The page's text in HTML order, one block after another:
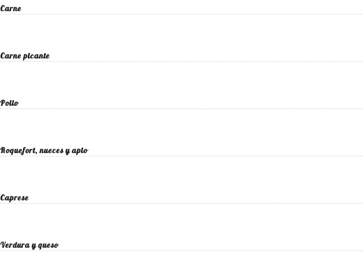
Carne
Carne picante
Pollo
Roquefort, nueces y apio
Caprese
Verdura y queso